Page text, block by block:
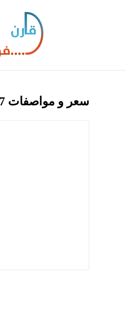
سعر و مواصفات Vivo Y17